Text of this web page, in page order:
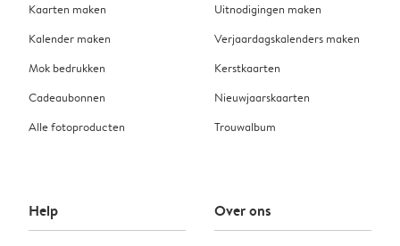
Kaarten maken
Kalender maken
Mok bedrukken
Cadeaubonnen
Alle fotoproducten
Uitnodigingen maken
Verjaardagskalenders maken
Kerstkaarten
Nieuwjaarskaarten
Trouwalbum
Help Over ons